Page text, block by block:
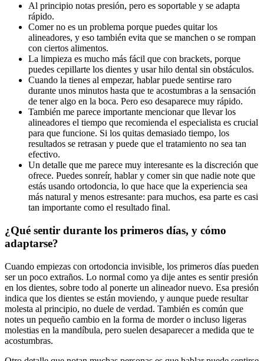
Al principio notas presión, pero es soportable y se adapta
rápido.
Comer no es un problema porque puedes quitar los
alineadores, y eso también evita que se manchen o se rompan
con ciertos alimentos.
La limpieza es mucho más fácil que con brackets, porque
puedes cepillarte los dientes y usar hilo dental sin obstáculos.
Cuando la tienes al empezar, hablar puede sentirse raro
durante unos minutos hasta que te acostumbras a la sensación
de tener algo en la boca. Pero eso desaparece muy rápido.
También me parece importante mencionar que llevar los
alineadores el tiempo que recomienda el especialista es crucial
para que funcione. Si los quitas demasiado tiempo, los
resultados se retrasan y puede que el tratamiento no sea tan
efectivo.
Un detalle que me parece muy interesante es la discreción que
ofrece. Puedes sonreír, hablar y comer sin que nadie note que
estás usando ortodoncia, lo que hace que la experiencia sea
más natural y menos estresante: para muchos, esa parte es casi
tan importante como el resultado final.
¿Qué sentir durante los primeros días, y cómo
adaptarse?
Cuando empiezas con ortodoncia invisible, los primeros días pueden
ser un poco extraños. Lo normal como ya dije antes es sentir presión
en los dientes, sobre todo al ponerte un alineador nuevo. Esa presión
indica que los dientes se están moviendo, y aunque puede resultar
molesta al principio, no duele de verdad. También es común que
notes un pequeño cambio en la forma de morder o incluso ligeras
molestias en la mandíbula, pero suelen desaparecer a medida que te
acostumbras.